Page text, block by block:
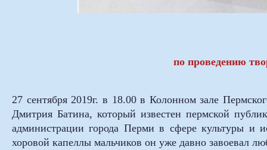
по проведению
27 сентября 2019г. в 18.00 в Колонном зале
Дмитрия Батина, который известен пермской
администрации города Перми в сфере культуры и
хоровой капеллы мальчиков он уже давно завоевал